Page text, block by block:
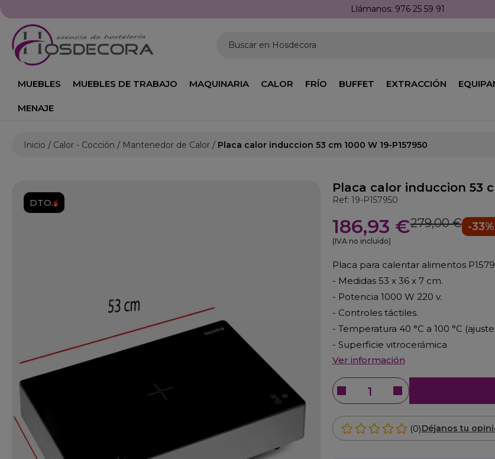
Llámanos: 976 25 59 91
Buscar en Hosdecora
MUEBLES MUEBLES DE TRABAJO MAQUINARIA CALOR FRÍO BUFFET EXTRACCIÓN
MENAJE
Inicio Calor - Cocción Mantenedor de Calor Placa calor induccion 53 cm 1000 W 19-P157950
DTO.
Placa calor induccion 53
Ref: 19-P157950
186,93 €279,00 € -33%
(IVA no incluido)
Placa para calentar alimentos
- Medidas 53 x 36 x 7 cm.
- Potencia 1000 W 220 v.
- Controles táctiles.
- Temperatura 40 °C a 100 °C
- Superficie vitrocerámica
Ver información
(0)Déjanos tu